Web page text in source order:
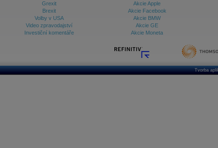
Grexit
Brexit
Volby v USA
Video zpravodajství
Investiční komentáře
Akcie Apple
Akcie Facebook
Akcie BMW
Akcie GE
Akcie Moneta
Tvorba